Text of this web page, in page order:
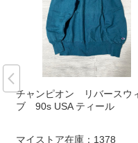
チャンピオン リバースウ
ブ 90s USA ティール
マイストア在庫： 1378